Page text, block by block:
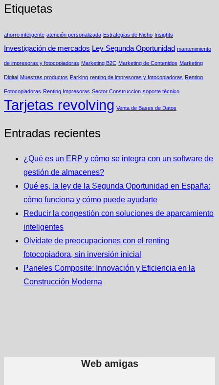
Etiquetas
ahorro inteligente atención personalizada Estrategias de Nicho Insights
Investigación de mercados Ley Segunda Oportunidad mantenimiento
de impresoras y fotocopiadoras Marketing B2C Marketing de Contenidos Marketing
Digital Muestras productos Parking renting de impresoras y fotocopiadoras Renting
Fotocopiadoras Renting Impresoras Sector Construccion soporte técnico
Tarjetas revolving Venta de Bases de Datos
Entradas recientes
¿Qué es un ERP y cómo se integra con un software de
gestión de almacenes?
Qué es, la ley de la Segunda Oportunidad en España:
cómo funciona y cómo puede ayudarte
Reducir la congestión con soluciones de aparcamiento
inteligentes
Olvídate de preocupaciones con el renting
fotocopiadora, sin inversión inicial
Paneles Composite: Innovación y Eficiencia en la
Construcción Moderna
Web amigas